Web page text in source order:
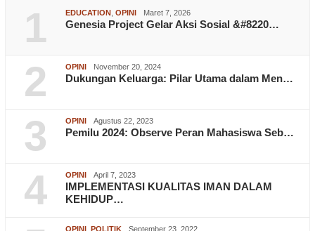
1 EDUCATION , OPINI Maret 7, 2026
Genesia Project Gelar Aksi Sosial &#8220…
2 OPINI November 20, 2024
Dukungan Keluarga: Pilar Utama dalam Men…
3 OPINI Agustus 22, 2023
Pemilu 2024: Observe Peran Mahasiswa Seb…
4 OPINI April 7, 2023
IMPLEMENTASI KUALITAS IMAN DALAM
KEHIDUP…
OPINI POLITIK September 23, 2022